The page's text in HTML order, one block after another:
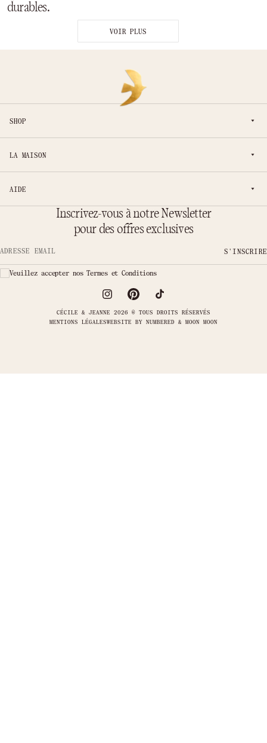
durables.
VOIR PLUS
SHOP
LA MAISON
AIDE
Inscrivez-vous à notre Newsletter
pour des offres exclusives
Adresse email S'INSCRIRE
Veuillez accepter nos Termes et Conditions
MENTIONS LÉGALES
CÉCILE & JEANNE 2026 © TOUS DROITS RÉSERVÉS
WEBSITE BY NUMBERED & MOON MOON